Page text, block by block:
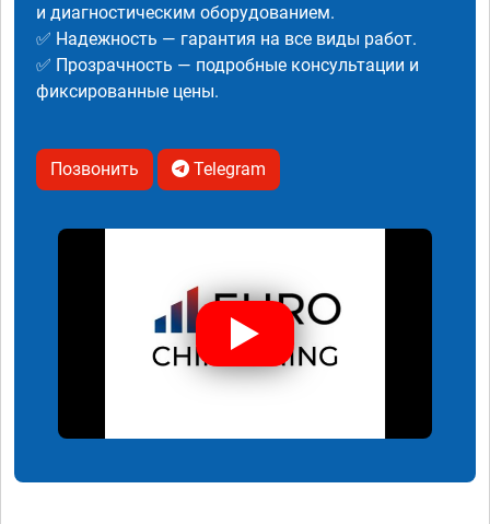
и диагностическим оборудованием.
✅ Надежность — гарантия на все виды работ.
✅ Прозрачность — подробные консультации и
фиксированные цены.
Позвонить Telegram